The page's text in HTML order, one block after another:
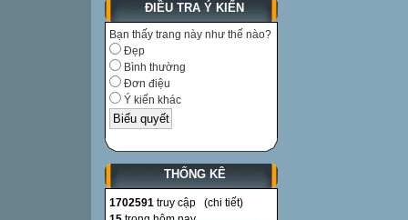
ĐIỀU TRA Ý KIẾN
Bạn thấy trang này như thế nào?
Đẹp
Bình thường
Đơn điệu
Ý kiến khác
THỐNG KÊ
1702591 truy cập (chi tiết)